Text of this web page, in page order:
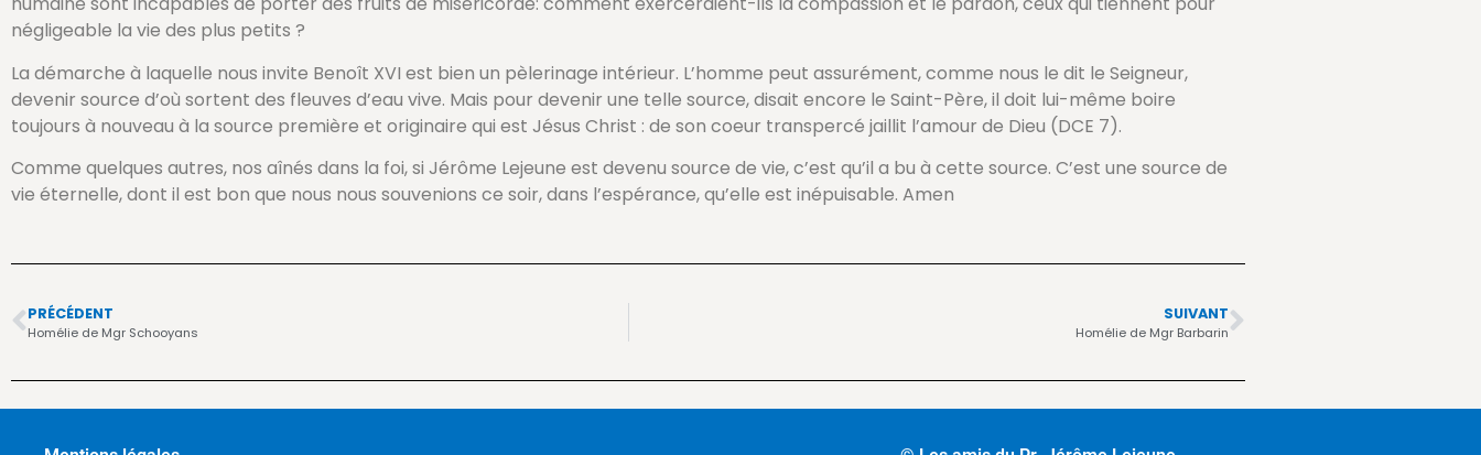
négligeable la vie des plus petits ?
La démarche à laquelle nous invite Benoît XVI est bien un pèlerinage intérieur. L’homme peut assurément, comme nous le dit le Seigneur,
devenir source d’où sortent des fleuves d’eau vive. Mais pour devenir une telle source, disait encore le Saint-Père, il doit lui-même boire
toujours à nouveau à la source première et originaire qui est Jésus Christ : de son coeur transpercé jaillit l’amour de Dieu (DCE 7).
Comme quelques autres, nos aînés dans la foi, si Jérôme Lejeune est devenu source de vie, c’est qu’il a bu à cette source. C’est une source de
vie éternelle, dont il est bon que nous nous souvenions ce soir, dans l’espérance, qu’elle est inépuisable. Amen
PRÉCÉDENT
Homélie de Mgr Schooyans
SUIVANT
Homélie de Mgr Barbarin